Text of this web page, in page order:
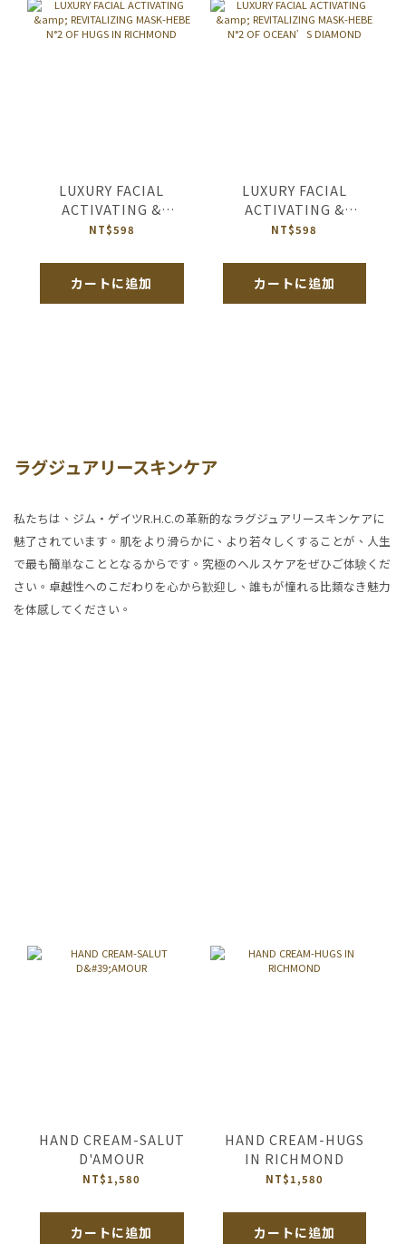
LUXURY FACIAL
ACTIVATING &
REVITALIZING MASK-
RICHMOND
NT$598
カートに追加
LUXURY FACIAL
ACTIVATING &
REVITALIZING MASK-
OCEAN’S DIAMOND
NT$598
カートに追加
ラグジュアリースキンケア
私たちは、ジム・ゲイツR.H.C.の革新的なラグジュアリースキンケアに
魅了されています。肌をより滑らかに、より若々しくすることが、人生
で最も簡単なこととなるからです。究極のヘルスケアをぜひご体験くだ
さい。卓越性へのこだわりを心から歓迎し、誰もが憧れる比類なき魅力
を体感してください。
HAND CREAM-SALUT
D'AMOUR
NT$1,580
カートに追加
HAND CREAM-HUGS
IN RICHMOND
NT$1,580
カートに追加